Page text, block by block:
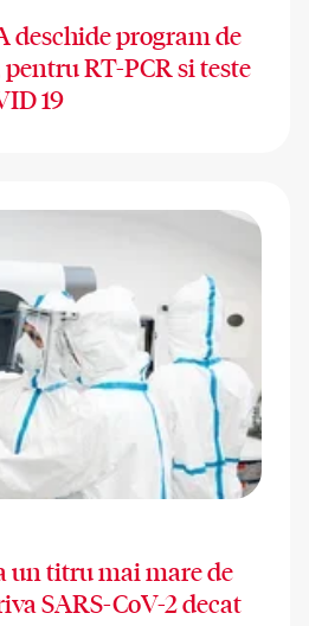
deschide program de
RT-PCR si teste
19
un titru mai mare de
SARS-CoV-2 decat